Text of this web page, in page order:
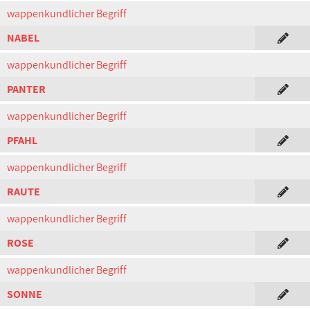
wappenkundlicher Begriff
NABEL
wappenkundlicher Begriff
PANTER
wappenkundlicher Begriff
PFAHL
wappenkundlicher Begriff
RAUTE
wappenkundlicher Begriff
ROSE
wappenkundlicher Begriff
SONNE